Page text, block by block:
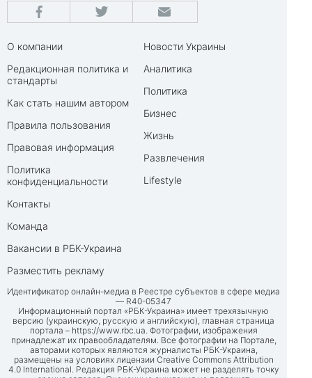
О компании
Редакционная политика и
стандарты
Как стать нашим автором
Правила пользования
Правовая информация
Политика
конфиденциальности
Контакты
Команда
Вакансии в РБК-Украина
Разместить рекламу
Новости Украины
Аналитика
Политика
Бизнес
Жизнь
Развлечения
Lifestyle
Идентификатор онлайн-медиа в Реестре субъектов в сфере медиа
— R40-05347
Информационный портал «РБК-Украина» имеет трехязычную
версию (украинскую, русскую и английскую), главная страница
портала – https://www.rbc.ua. Фотографии, изображения
принадлежат их правообладателям. Все фотографии на Портале,
авторами которых являются журналисты РБК-Украина,
размещены на условиях лицензии Creative Commons Attribution
4.0 International. Редакция РБК-Украина может не разделять точку